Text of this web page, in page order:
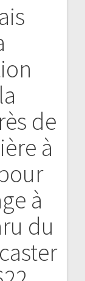
de
à
à
du